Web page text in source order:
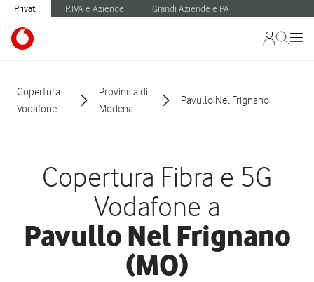
Privati P.IVA e Aziende Grandi Aziende e PA
Copertura
Vodafone
Provincia di
Modena
Pavullo Nel Frignano
Copertura Fibra e 5G
Vodafone a
Pavullo Nel Frignano
(MO)